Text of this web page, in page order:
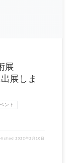
展
展しま
ント
2022年2月10日